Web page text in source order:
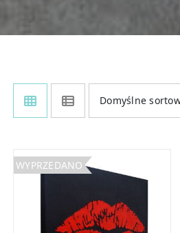
Domyślne
WYPRZEDANO